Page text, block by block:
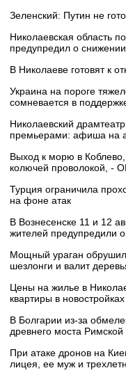
Зеленский: Путин не
Николаевская область
предупредил о
В Николаеве готовят к
Украина на пороге
сомневается в
Николаевский
премьерами: афиша на
Выход к морю в
колючей проволокой, -
Турция ограничила
на фоне атак
В Вознесенске 11 и 12
жителей предупредили
Мощный ураган
шезлонги и валит
Цены на жилье в
квартиры в
В Болгарии из-за
древнего моста
При атаке дронов на
лицея, ее муж и